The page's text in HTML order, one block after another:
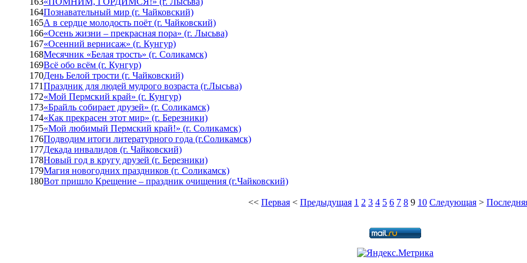
164Познавательный мир (г. Чайковский)
165А в сердце молодость поёт (г. Чайковский)
166«Осень жизни – прекрасная пора» (г. Лысьва)
167«Осенний вернисаж» (г. Кунгур)
168Месячник «Белая трость» (г. Соликамск)
169Всё обо всём (г. Кунгур)
170День Белой трости (г. Чайковский)
171Праздник для людей мудрого возраста (г.Лысьва)
172«Мой Пермский край» (г. Кунгур)
173«Брайль собирает друзей» (г. Соликамск)
174«Как прекрасен этот мир» (г. Березники)
175«Мой любимый Пермский край!» (г. Соликамск)
176Подводим итоги литературного года (г.Соликамск)
177Декада инвалидов (г. Чайковский)
178Новый год в кругу друзей (г. Березники)
179Магия новогодних праздников (г. Соликамск)
180Вот пришло Крещение – праздник очищения (г.Чайковский)
<< Первая < Предыдущая 1 2 3 4 5 6 7 8 9 10 Следующая >